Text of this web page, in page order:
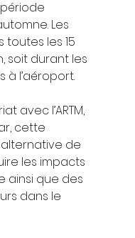
Les
les 15
soit durant les
à l’aéroport.
avec l’ARTM,
cette
de
les impacts
ainsi que des
dans le